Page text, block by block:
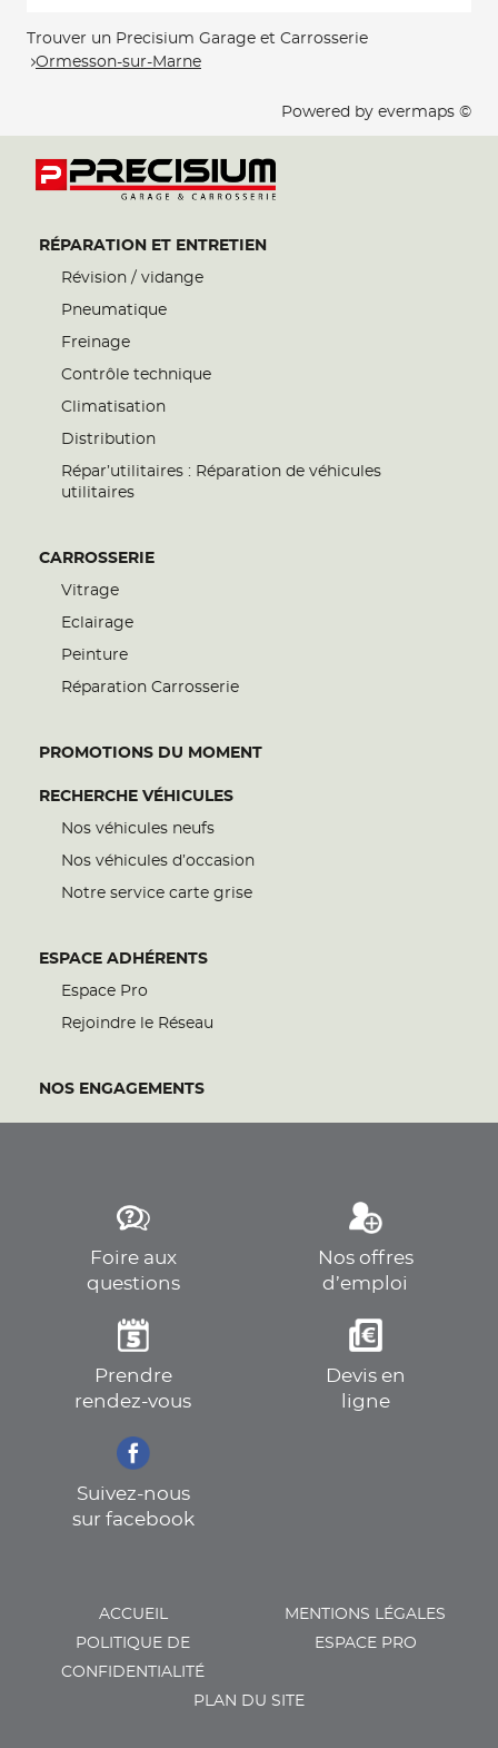
Trouver un Precisium Garage et Carrosserie
Ormesson-sur-Marne
Powered by evermaps ©
RÉPARATION ET ENTRETIEN
Révision / vidange
Pneumatique
Freinage
Contrôle technique
Climatisation
Distribution
Répar’utilitaires : Réparation de véhicules
utilitaires
CARROSSERIE
Vitrage
Eclairage
Peinture
Réparation Carrosserie
PROMOTIONS DU MOMENT
RECHERCHE VÉHICULES
Nos véhicules neufs
Nos véhicules d’occasion
Notre service carte grise
ESPACE ADHÉRENTS
Espace Pro
Rejoindre le Réseau
NOS ENGAGEMENTS
Foire aux
questions
Nos offres
d’emploi
Prendre
rendez-vous
Devis en
ligne
Suivez-nous
sur facebook
ACCUEIL
MENTIONS LÉGALES
POLITIQUE DE
CONFIDENTIALITÉ
ESPACE PRO
PLAN DU SITE